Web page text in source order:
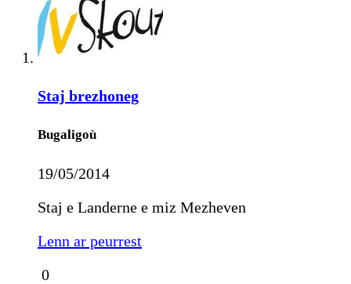
Staj brezhoneg
Bugaligoù
19/05/2014
Staj e Landerne e miz Mezheven
Lenn ar peurrest
0